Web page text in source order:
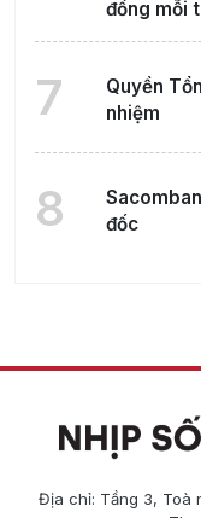
đồng mỗi
7
Quyền
nhiệm
8
đốc
Địa chỉ: Tầng 3, Toà